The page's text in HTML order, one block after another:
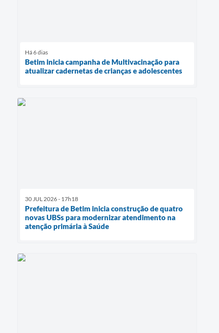
Há 6 dias
Betim inicia campanha de Multivacinação para
atualizar cadernetas de crianças e adolescentes
30 JUL 2026 - 17h18
Prefeitura de Betim inicia construção de quatro
novas UBSs para modernizar atendimento na
atenção primária à Saúde